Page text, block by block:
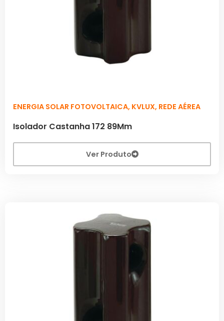
ENERGIA SOLAR FOTOVOLTAICA, KVLUX, REDE AÉREA
Isolador Castanha 172 89Mm
Ver Produto